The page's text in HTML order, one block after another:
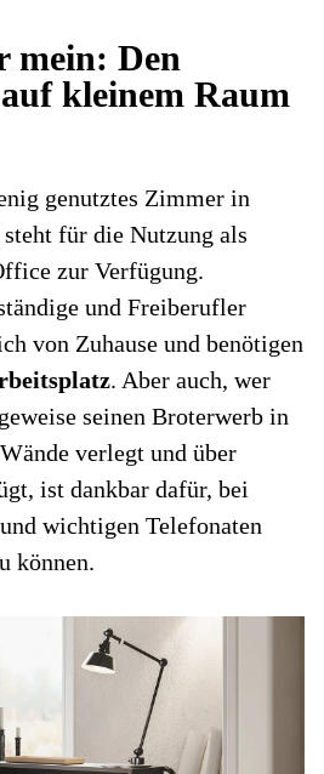
mein: Den
kleinem Raum
genutztes Zimmer in
für die Nutzung als
zur Verfügung.
und Freiberufler
von Zuhause und benötigen
. Aber auch, wer
seinen Broterwerb in
verlegt und über
ist dankbar dafür, bei
wichtigen Telefonaten
können.